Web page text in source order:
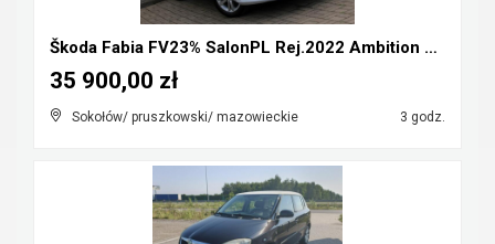
Škoda Fabia FV23% SalonPL Rej.2022 Ambition 1.0TSI...
Sokołów/ pruszkowski/ mazowieckie 3 godz.
35 900,00 zł